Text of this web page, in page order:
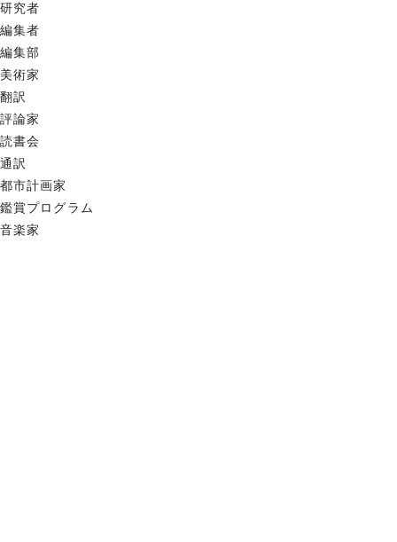
研究者
編集者
編集部
美術家
翻訳
評論家
読書会
通訳
都市計画家
鑑賞プログラム
音楽家